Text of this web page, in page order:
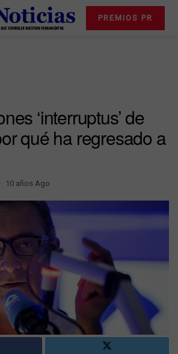
PREMIOS PR
‘interruptus’ de
qué ha regresado a
10 años Ago